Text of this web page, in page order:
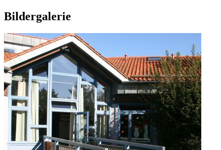
Bildergalerie